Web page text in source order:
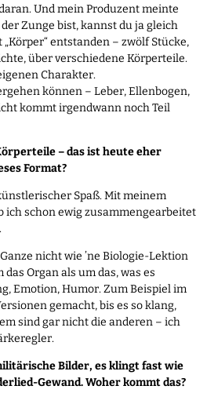
Und mein Produzent meinte
Zunge bist, kannst du ja gleich
entstanden – zwölf Stücke,
über verschiedene Körperteile.
Charakter.
können – Leber, Ellenbogen,
kommt irgendwann noch Teil
– das ist heute eher
Format?
Spaß. Mit meinem
ich schon ewig zusammengearbeitet
nicht wie ’ne Biologie-Lektion
Organ als um das, was es
Emotion, Humor. Zum Beispiel im
gemacht, bis es so klang,
sind gar nicht die anderen – ich
Bilder, es klingt fast wie
Gewand. Woher kommt das?